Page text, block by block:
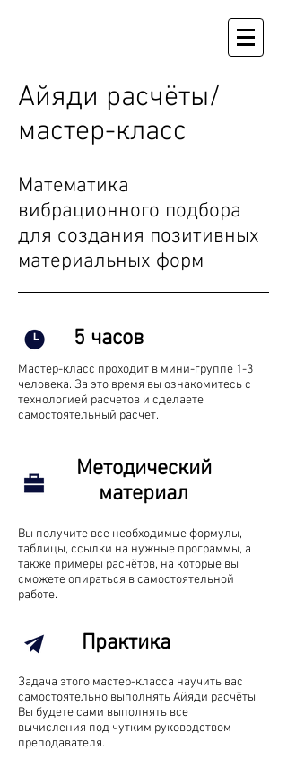
Айяди расчёты/
мастер-класс
Математика
вибрационного подбора
для создания позитивных
материальных форм
5 часов
Мастер-класс проходит в мини-группе 1-3
человека. За это время вы ознакомитесь с
технологией расчетов и сделаете
самостоятельный расчет.
Методический
материал
Вы получите все необходимые формулы,
таблицы, ссылки на нужные программы, а
также примеры расчётов, на которые вы
сможете опираться в самостоятельной
работе.
Практика
Задача этого мастер-класса научить вас
самостоятельно выполнять Айяди расчёты.
Вы будете сами выполнять все
вычисления под чутким руководством
преподавателя.